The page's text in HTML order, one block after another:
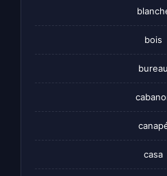
bois
bureau
casa